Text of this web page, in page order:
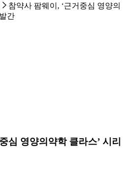
참약사 팜웨이, ‘근거중심 영양의
간
심 영양의약학 클라스’ 시리